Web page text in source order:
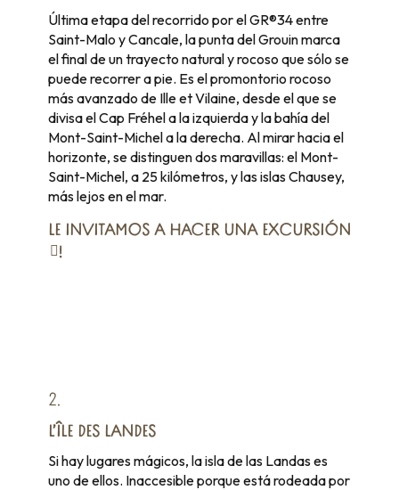
Última etapa del recorrido por el GR®34 entre
Saint-Malo y Cancale, la punta del Grouin marca
el final de un trayecto natural y rocoso que sólo se
puede recorrer a pie. Es el promontorio rocoso
más avanzado de Ille et Vilaine, desde el que se
divisa el Cap Fréhel a la izquierda y la bahía del
Mont-Saint-Michel a la derecha. Al mirar hacia el
horizonte, se distinguen dos maravillas: el Mont-
Saint-Michel, a 25 kilómetros, y las islas Chausey,
más lejos en el mar.
LE INVITAMOS A HACER UNA EXCURSIÓN
!
2.
L’ÎLE DES LANDES
Si hay lugares mágicos, la isla de las Landas es
uno de ellos. Inaccesible porque está rodeada por